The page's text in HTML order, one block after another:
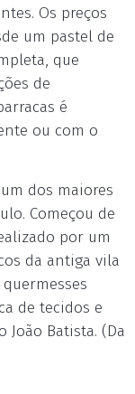
Os preços
um pastel de
que
de
é
ou com o
dos maiores
Começou de
por um
da antiga vila
de tecidos e
João Batista. (Da